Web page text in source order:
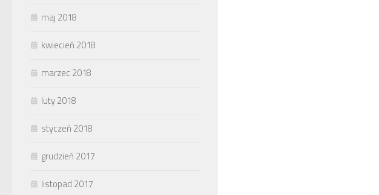
maj 2018
kwiecień 2018
marzec 2018
luty 2018
styczeń 2018
grudzień 2017
listopad 2017